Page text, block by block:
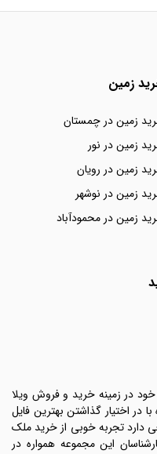
زمین
زمین در چمستان
زمین در نور
زمین در رویان
زمین در نوشهر
زمین در محمودآباد
در زمینه خرید و فروش ویلا
در اختیار گذاشتن بهترین فایل
دارد تجربه خوبی از خرید ملک
این مجموعه همواره در